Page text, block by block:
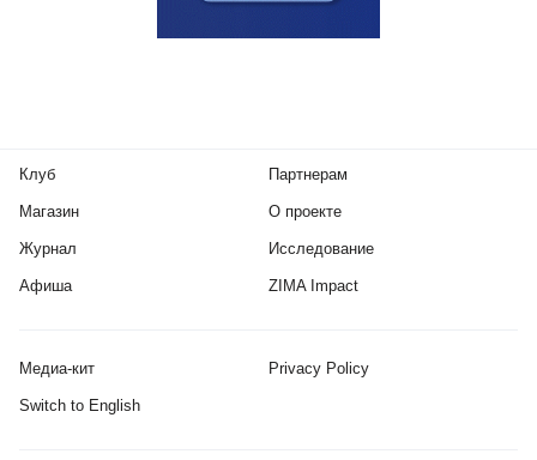
Клуб
Магазин
Журнал
Афиша
Партнерам
О проекте
Исследование
ZIMA Impact
Медиа-кит Privacy Policy
Switch to English